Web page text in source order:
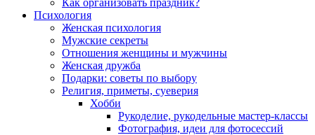
Как организовать праздник?
Психология
Женская психология
Мужские секреты
Отношения женщины и мужчины
Женская дружба
Подарки: советы по выбору
Религия, приметы, суеверия
Хобби
Рукоделие, рукодельные мастер-классы
Фотография, идеи для фотосессий